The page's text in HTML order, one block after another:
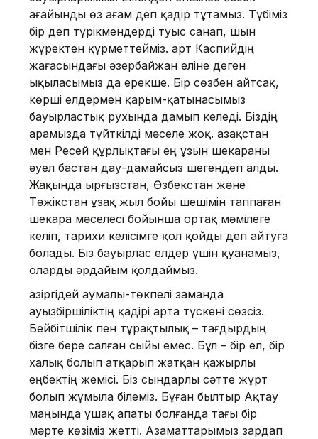
ағайынды өз ағам деп қадір тұтамыз. Түбіміз
бір деп түрікмендерді туыс санап, шын
жүректен құрметтейміз. Қарт Каспийдің
жағасындағы әзербайжан еліне деген
ықыласымыз да ерекше. Бір сөзбен айтсақ,
көрші елдермен қарым-қатынасымыз
бауырластық рухында дамып келеді. Біздің
арамызда түйткілді мәселе жоқ. Қазақстан
мен Ресей құрлықтағы ең ұзын шекараны
әуел бастан дау-дамайсыз шегендеп алды.
Жақында Қырғызстан, Өзбекстан және
Тәжікстан ұзақ жыл бойы шешімін таппаған
шекара мәселесі бойынша ортақ мәмілеге
келіп, тарихи келісімге қол қойды деп айтуға
болады. Біз бауырлас елдер үшін қуанамыз,
оларды әрдайым қолдаймыз.
Қазіргідей аумалы-төкпелі заманда
ауызбіршіліктің қадірі арта түскені сөзсіз.
Бейбітшілік пен тұрақтылық – тағдырдың
бізге бере салған сыйы емес. Бұл – бір ел, бір
халық болып атқарып жатқан қажырлы
еңбектің жемісі. Біз сындарлы сәтте жұрт
болып жұмыла білеміз. Бұған былтыр Ақтау
маңында ұшақ апаты болғанда тағы бір
мәрте көзіміз жетті. Азаматтарымыз зардап